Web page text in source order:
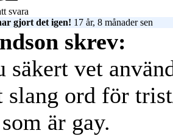
svara
gjort det igen! 17 år, 8 månader sen
skrev:
säkert vet
slang ord för
är gay.